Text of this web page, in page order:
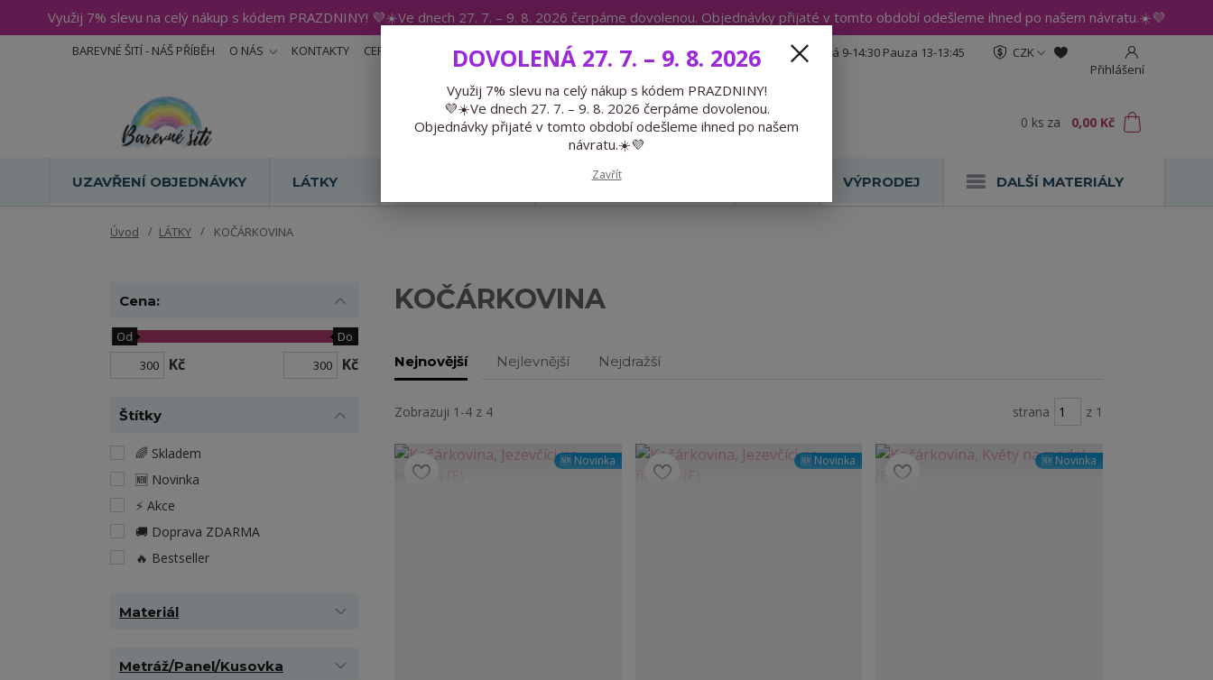
Využij 7% slevu na celý nákup s kódem PRAZDNINY! 💜☀️Ve dnech 27. 7. – 9. 8. 2026 čerpáme dovolenou. Objednávky přijaté v tomto období odešleme ihned po našem návratu.☀️💜
BAREVNÉ ŠITÍ - NÁŠ PŘÍBĚH O NÁS KONTAKTY CERTIFIKÁTY BLOG
CZK
Přihlášení
Hledat
Expedice 775 866 913 Po-Čt 9-15:30 Pá 9-14:30 Pauza 13-13:45
0 ks za 0,00 Kč
UZAVŘENÍ OBJEDNÁVKY LÁTKY PŘEDOBJEDNÁVKY VÝPRODEJ DALŠÍ MATERIÁLY
Úvod LÁTKY KOČÁRKOVINA
KOČÁRKOVINA
Nejnovější Nejlevnější Nejdražší
Zobrazuji 1-4 z 4 strana z 1
🆕 Novinka 🆕 Novinka 🆕 Novinka
Cena:
Kč
Od Do
Kč
Štítky
🌈 Skladem
🆕 Novinka
⚡️ Akce
🚚 Doprava ZDARMA
🔥 Bestseller
Materiál
Metráž/Panel/Kusovka
DOVOLENÁ 27. 7. – 9. 8. 2026
Využij 7% slevu na celý nákup s kódem PRAZDNINY!
💜☀️Ve dnech 27. 7. – 9. 8. 2026 čerpáme dovolenou.
Objednávky přijaté v tomto období odešleme ihned po našem
návratu.☀️💜
Zavřít